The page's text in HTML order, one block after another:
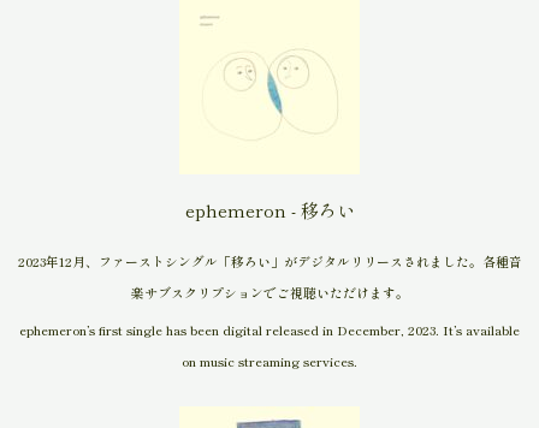
ephemeron - 移ろい
2023年12月、ファーストシングル「移ろい」がデジタルリリースされました。各種音
楽サブスクリプションでご視聴いただけます。
ephemeron’s first single has been digital released in December, 2023. It’s available
on music streaming services.